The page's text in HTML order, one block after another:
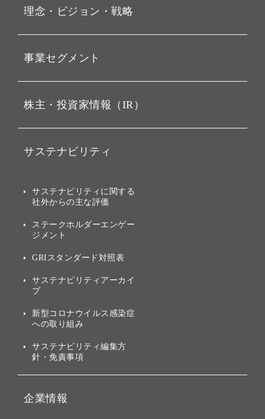
お知らせ
動画配信
理念・ビジョン・戦略
経営理念
ビジョン
戦略
バリュー
ソフトバンクグループの歩
[AI] What dreams are made
事業セグメント
ソフトバンク・ビジョン・
その他
グループ企業一覧
株主・投資家情報（IR）
IRカレンダー
業績・財務
アニュアルレポート
株主・投資家情報（IR）に
サステナビリティ
トップメッセージ
サステナビリティの考え方
ガバナンス
投資先のサステナビリティ
サステナビリティに関する
社外からの主な評価
ステークホルダーエンゲー
ジメント
GRIスタンダード対照表
サステナビリティアーカイ
ブ
新型コロナウイルス感染症
への取り組み
サステナビリティ編集方
針・免責事項
企業情報